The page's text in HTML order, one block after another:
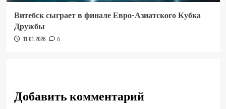
Витебск сыграет в финале Евро-Азиатского Кубка
Дружбы
11.01.2026 0
Добавить комментарий